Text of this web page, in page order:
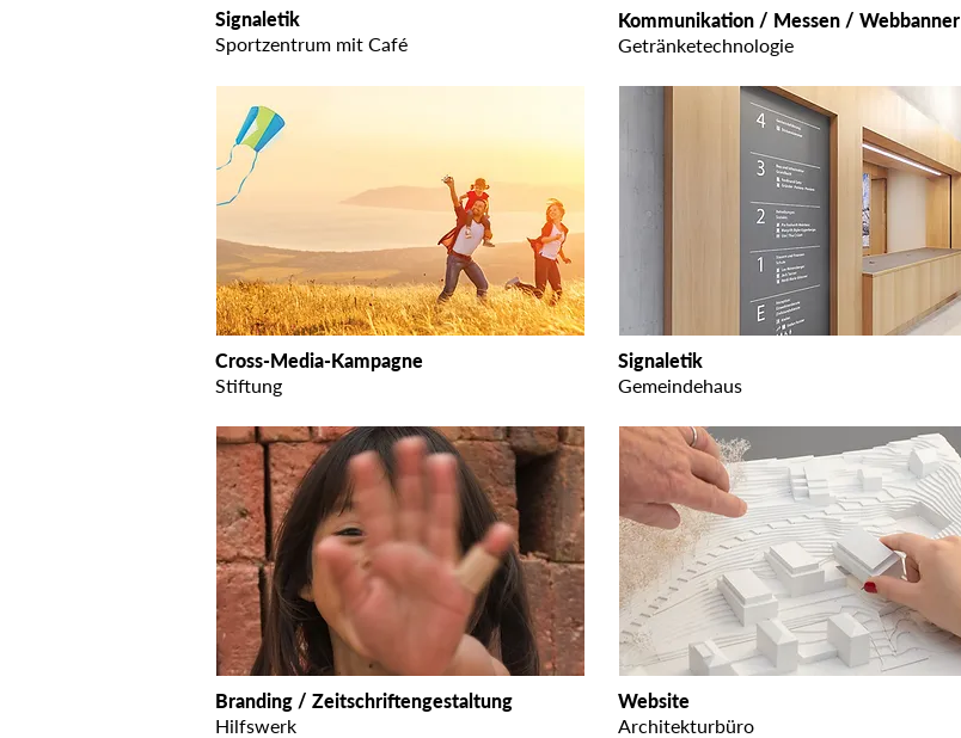
Signaletik
Sportzentrum mit Café
Cross-Media-Kampagne
Stiftung
Branding / Zeitschriftengestaltung
Hilfswerk
Kommunikation / Messen / Webbanner
Getränketechnologie
Signaletik
Gemeindehaus
Website
Architekturbüro